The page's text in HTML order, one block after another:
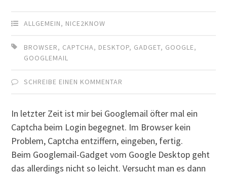
ALLGEMEIN, NICE2KNOW
BROWSER, CAPTCHA, DESKTOP, GADGET, GOOGLE,
GOOGLEMAIL
SCHREIBE EINEN KOMMENTAR
In letzter Zeit ist mir bei Googlemail öfter mal ein
Captcha beim Login begegnet. Im Browser kein
Problem, Captcha entziffern, eingeben, fertig.
Beim Googlemail-Gadget vom Google Desktop geht
das allerdings nicht so leicht. Versucht man es dann